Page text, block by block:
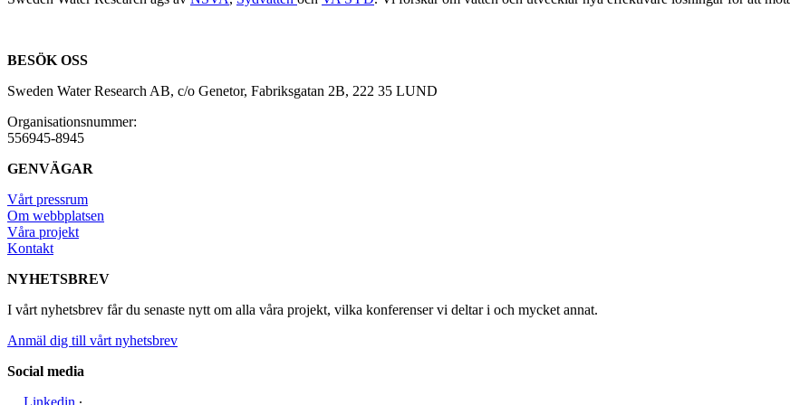
BESÖK OSS
Sweden Water Research AB, c/o Genetor, Fabriksgatan 2B, 222 35 LUND
Organisationsnummer:
556945-8945
GENVÄGAR
Vårt pressrum
Om webbplatsen
Våra projekt
Kontakt
NYHETSBREV
I vårt nyhetsbrev får du senaste nytt om alla våra projekt, vilka konferenser vi deltar i och mycket annat.
Anmäl dig till vårt nyhetsbrev
Social media
Linkedin ∙